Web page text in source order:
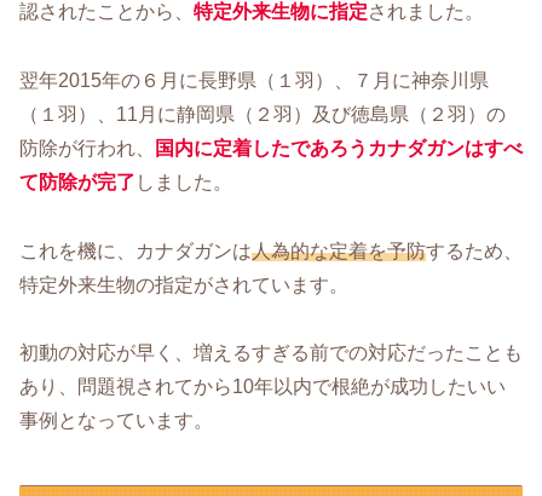
認されたことから、 特定外来生物に指定されました。
翌年2015年の６月に長野県（１羽）、７月に神奈川県
（１羽）、11月に静岡県（２羽）及び徳島県（２羽）の
防除が行われ、
国内に定着したであろうカナダガンはすべ
て防除が完了 しました。
これを機に、カナダガンは人為的な定着を予防するため、
特定外来生物の指定がされています。
初動の対応が早く、増えるすぎる前での対応だったことも
あり、問題視されてから10年以内で根絶が成功したいい
事例となっています。